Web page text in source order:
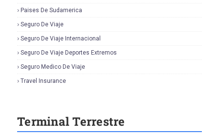
Paises De Sudamerica
Seguro De Viaje
Seguro De Viaje Internacional
Seguro De Viaje Deportes Extremos
Seguro Medico De Viaje
Travel Insurance
Terminal Terrestre